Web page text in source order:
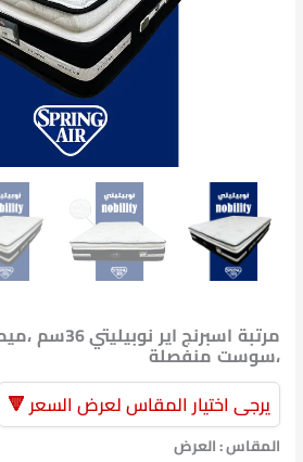
،سوست منفصلة
يرجى اختيار المقاس لعرض السعر 🔻
المقاس : العرض